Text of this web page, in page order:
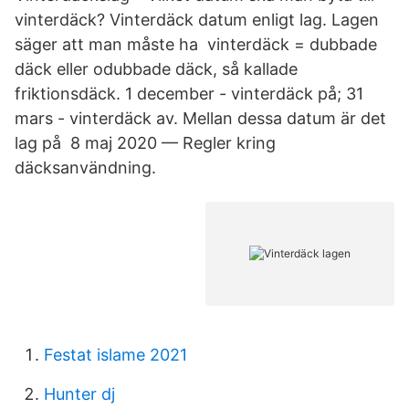
vinterdäck? Vinterdäck datum enligt lag. Lagen
säger att man måste ha vinterdäck = dubbade
däck eller odubbade däck, så kallade
friktionsdäck. 1 december - vinterdäck på; 31
mars - vinterdäck av. Mellan dessa datum är det
lag på 8 maj 2020 — Regler kring
däcksanvändning.
Festat islame 2021
Hunter dj